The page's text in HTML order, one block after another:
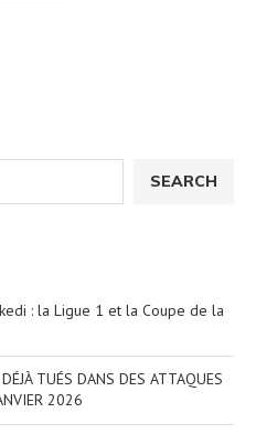
SEARCH
: la Ligue 1 et la Coupe de la
TUÉS DANS DES ATTAQUES
2026